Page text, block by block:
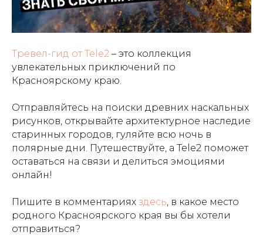
Тревел-гид от Tele2 – это коллекция
увлекательных приключений по
Красноярскому краю.
Отправляйтесь на поиски древних наскальных
рисунков, открывайте архитектурное наследие
старинных городов, гуляйте всю ночь в
полярные дни. Путешествуйте, а Tele2 поможет
оставаться на связи и делиться эмоциями
онлайн!
Пишите в комментариях здесь, в какое место
родного Красноярского края вы бы хотели
отправиться?